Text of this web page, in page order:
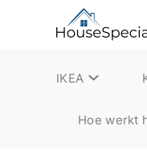
IKEA
Hoe werkt